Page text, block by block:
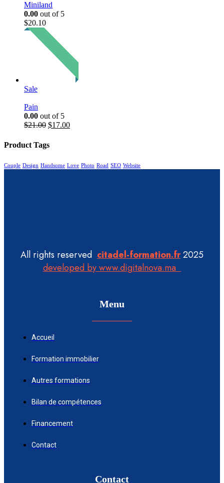
Miniland
0.00 out of 5
$20.10
Sale
Pain
0.00 out of 5
$21.00 $17.00
Product Tags
Couple Design Handsome Love Photo Road SEO Website
All rights reserved citadel-formation.fr2025
developed by www.digitalnova.ma
Menu
Accueil
Formation immobilier
Autres formations
Bilan de compétences
Financement
Contact
Contact